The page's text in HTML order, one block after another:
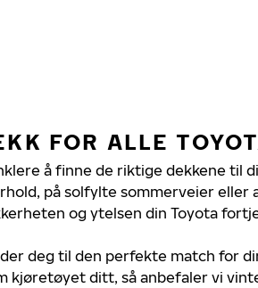
FOR ALLE
å finne de riktige dekkene til
på solfylte sommerveier eller
og ytelsen din Toyota
deg til den perfekte match for
kjøretøyet ditt, så anbefaler vi